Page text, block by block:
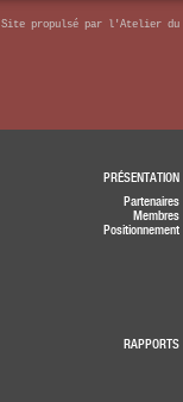
Site propulsé par l'Atelier du
PRÉSENTATION
Partenaires
Membres
Positionnement
RAPPORTS